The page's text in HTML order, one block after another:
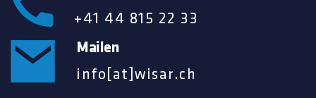
+41 44 815 22 33
Mailen
info[at]wisar.ch